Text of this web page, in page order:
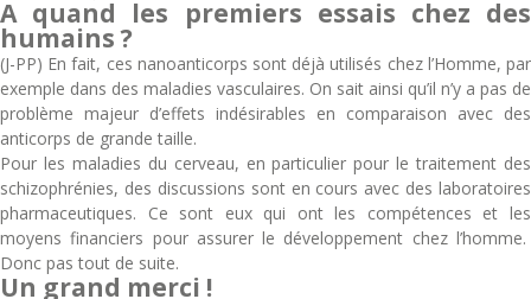
A quand les premiers essais chez des
humains ?
(J-PP) En fait, ces nanoanticorps sont déjà utilisés chez l’Homme, par
exemple dans des maladies vasculaires. On sait ainsi qu’il n’y a pas de
problème majeur d’effets indésirables en comparaison avec des
anticorps de grande taille.
Pour les maladies du cerveau, en particulier pour le traitement des
schizophrénies, des discussions sont en cours avec des laboratoires
pharmaceutiques. Ce sont eux qui ont les compétences et les
moyens financiers pour assurer le développement chez l’homme.
Donc pas tout de suite.
Un grand merci !